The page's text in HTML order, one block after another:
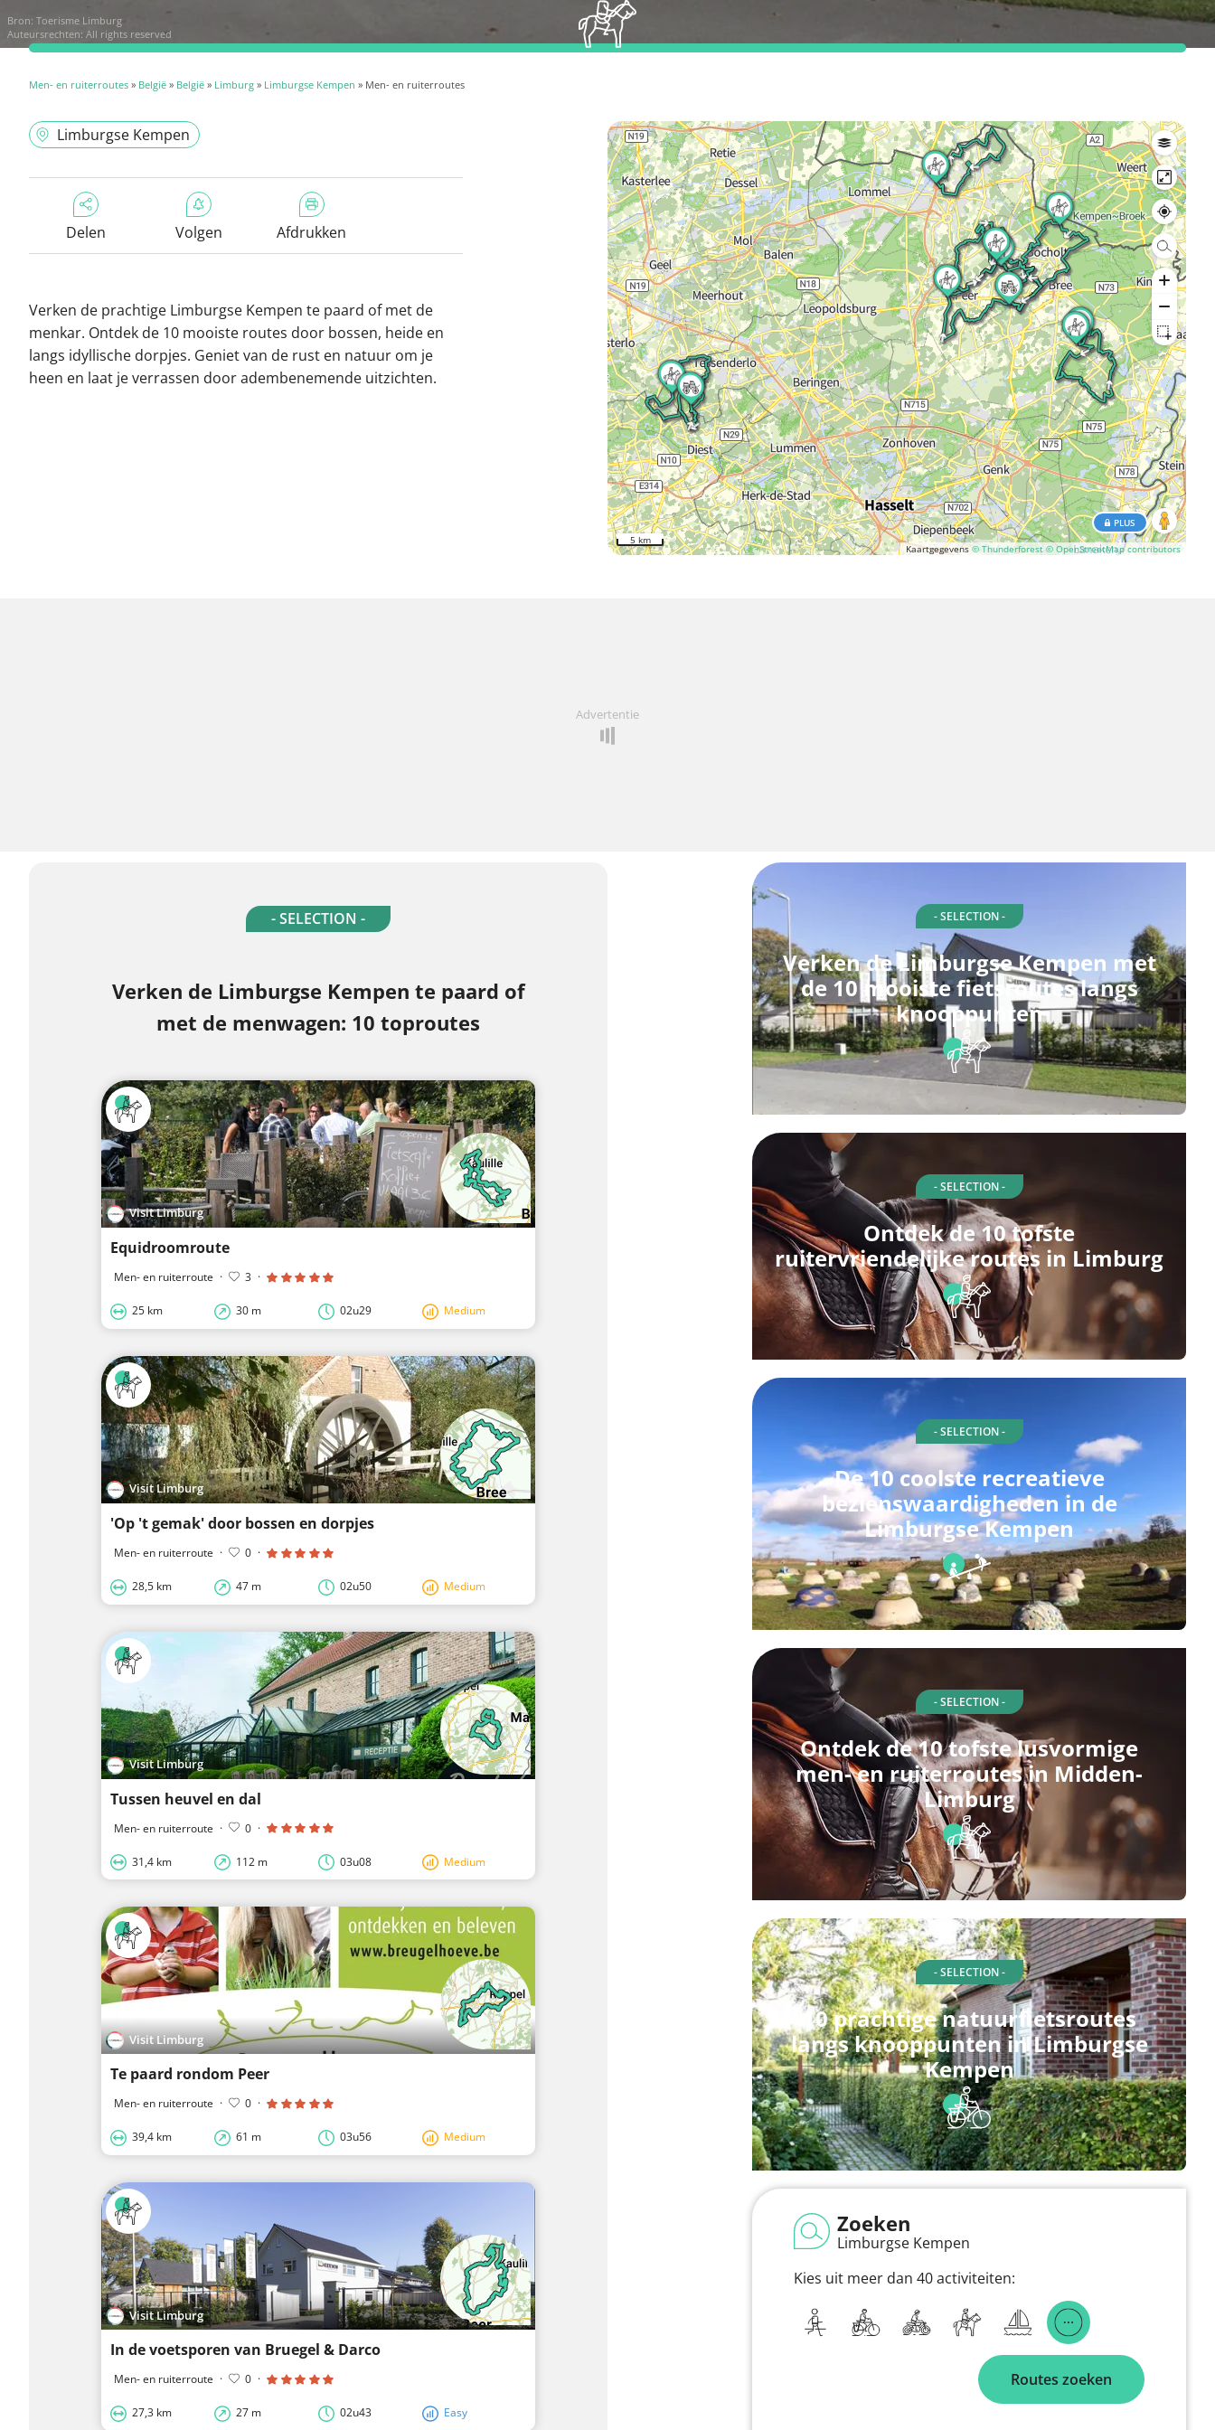
Bron: Toerisme Limburg
Auteursrechten: All rights reserved
Men- en ruiterroutes » België » België » Limburg » Limburgse Kempen » Men- en ruiterroutes
Limburgse Kempen
Delen Volgen Afdrukken
Verken de prachtige Limburgse Kempen te paard of met de
menkar. Ontdek de 10 mooiste routes door bossen, heide en
langs idyllische dorpjes. Geniet van de rust en natuur om je
heen en laat je verrassen door adembenemende uitzichten.
Kaartgegevens© Thunderforest © OpenStreetMap contributors
PLUS
5 km
Advertentie
- SELECTION -
Verken de Limburgse Kempen te paard of
met de menwagen: 10 toproutes
Visit Limburg
Equidroomroute
Men- en ruiterroute · 3 ·
25 km 30 m 02u29 Medium
Visit Limburg
'Op 't gemak' door bossen en dorpjes
Men- en ruiterroute · 0 ·
28,5 km 47 m 02u50 Medium
Visit Limburg
Tussen heuvel en dal
Men- en ruiterroute · 0 ·
31,4 km 112 m 03u08 Medium
Visit Limburg
Te paard rondom Peer
Men- en ruiterroute · 0 ·
39,4 km 61 m 03u56 Medium
Visit Limburg
In de voetsporen van Bruegel & Darco
Men- en ruiterroute · 0 ·
27,3 km 27 m 02u43 Easy
- SELECTION -
Verken de Limburgse Kempen met
de 10 mooiste fietsroutes langs
knooppunten
- SELECTION -
Ontdek de 10 tofste
ruitervriendelijke routes in Limburg
- SELECTION -
De 10 coolste recreatieve
bezienswaardigheden in de
Limburgse Kempen
- SELECTION -
Ontdek de 10 tofste lusvormige
men- en ruiterroutes in Midden-
Limburg
- SELECTION -
10 prachtige natuurfietsroutes
langs knooppunten in Limburgse
Kempen
Zoeken
Limburgse Kempen
Kies uit meer dan 40 activiteiten:
Routes zoeken